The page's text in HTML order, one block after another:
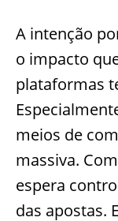
A intenção
o impacto
plataformas
meios de
massiva.
espera
das apostas.